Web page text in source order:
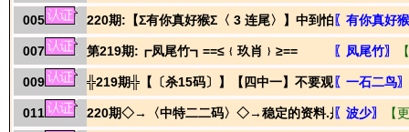
005 220期:【Σ有你真好猴Σ〈 3 连尾〉】中到怕〖有你真好
007 第219期:┏凤尾竹┓==≤﹛玖肖﹜≥== 〖凤尾竹〗
009 ╬219期╬【〔杀15码〕】【四中一】不要观望！就是战
〖一石二鸟〗
011 220期◇→〈中特二二码〉◇→稳定的资料.是不是好料,让
〖波少〗 【